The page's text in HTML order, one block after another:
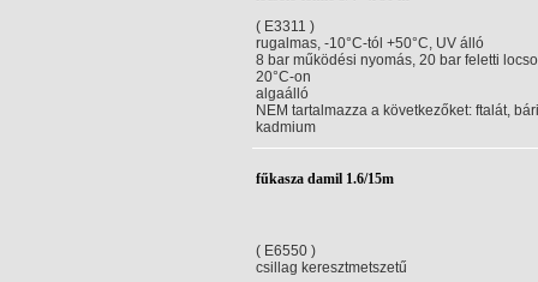
( E3311 )
rugalmas, -10°C-tól +50°C, UV álló
8 bar működési nyomás, 20 bar feletti
20°C-on
algaálló
NEM tartalmazza a következőket: ftalát,
kadmium
fűkasza damil 1.6/15m
( E6550 )
csillag keresztmetszetű